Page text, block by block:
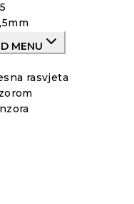
MENU
rasvjeta